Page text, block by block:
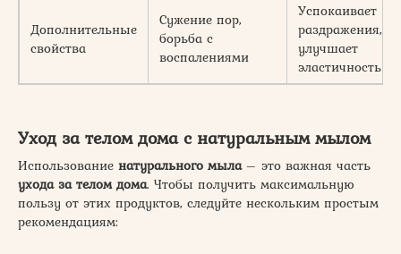
Дополнительные
свойства
Сужение пор,
борьба с
воспалениями
Успокаивает
раздражения,
улучшает
эластичность
Уход за телом дома с натуральным мылом
Использование натурального мыла– это важная часть
ухода за телом дома. Чтобы получить максимальную
пользу от этих продуктов, следуйте нескольким простым
рекомендациям: